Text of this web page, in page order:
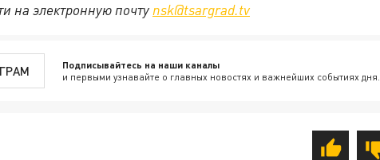
на электронную почту nsk@tsargrad.tv
Подписывайтесь на наши каналы
и первыми узнавайте о главных новостях и важнейших событиях дня.